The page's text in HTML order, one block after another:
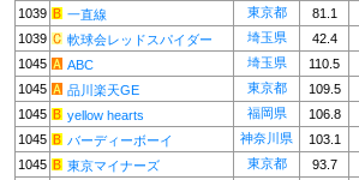
1039
一直線 東京都
81.1
1039
軟球会レッドスパイダー 埼玉県
42.4
1045
ABC 埼玉県
110.5
1045
品川楽天GE 東京都
109.5
1045
yellow hearts 福岡県
106.8
1045
バーディーボーイ 神奈川県
103.1
1045
東京マイナーズ 東京都
93.7